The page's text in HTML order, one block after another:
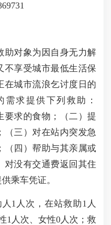
对象为因自身无力解
不享受城市最低生活保
在城市流浪乞讨度日的
求提供下列救助：
要求的食物；（二）提
（三）对在站内突发急
（四）帮助与其亲属或
对没有交通费返回其住
乘车凭证。
1人次，在站救助1人
1人次、女性0人次；救